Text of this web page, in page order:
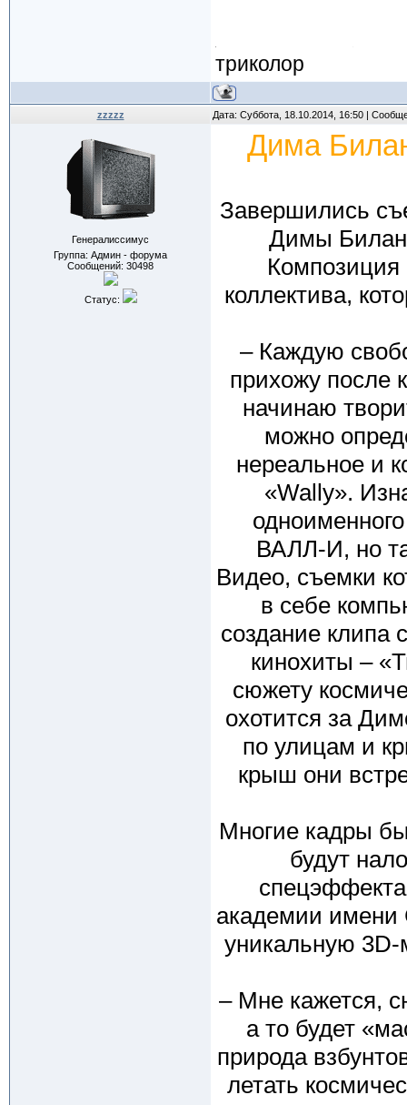
триколор
zzzzz Дата: Суббота, 18.10.2014, 16:50 |
Генералиссимус
Группа: Админ - форума
Сообщений: 30498
Статус:
Дима
Завершились
Димы
Композиция
коллектива,
– Каждую
прихожу после
начинаю
можно
нереальное и
«Wally».
ВАЛЛ-И, но
Видео, съемки
в себе
создание клипа
кинохиты –
сюжету
охотится за
по улицам и
крыш они
Многие кадры
будут
академии имени
уникальную 3D-
– Мне кажется,
а то будет
природа
летать